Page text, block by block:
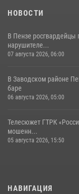
НОВОСТИ
В Пензе росгвардейцы
нарушителе...
07 августа 2026, 06:00
В Заводском районе
баре
06 августа 2026, 05:00
Телесюжет ГТРК
мошенн...
05 августа 2026, 15:50
НАВИГАЦИЯ